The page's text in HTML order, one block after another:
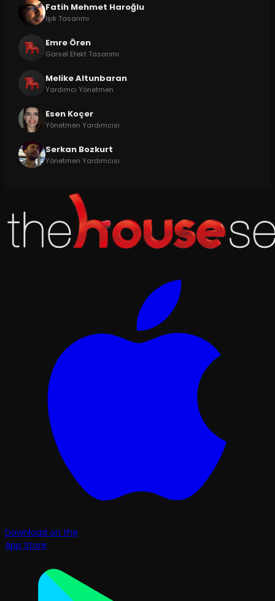
Fatih Mehmet Haroğlu
Işık Tasarımı
Emre Ören
Görsel Efekt Tasarımı
Melike Altunbaran
Yardımcı Yönetmen
Esen Koçer
Yönetmen Yardımcısı
Serkan Bozkurt
Yönetmen Yardımcısı
Download on the
App Store